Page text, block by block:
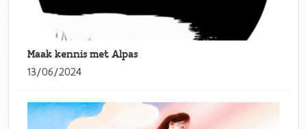
Maak kennis met Alpas
13/06/2024